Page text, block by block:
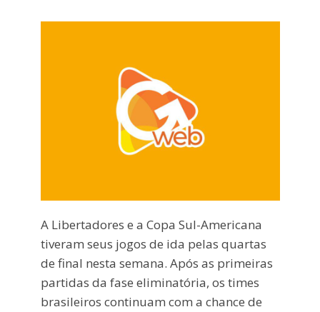
A Libertadores e a Copa Sul-Americana
tiveram seus jogos de ida pelas quartas
de final nesta semana. Após as primeiras
partidas da fase eliminatória, os times
brasileiros continuam com a chance de